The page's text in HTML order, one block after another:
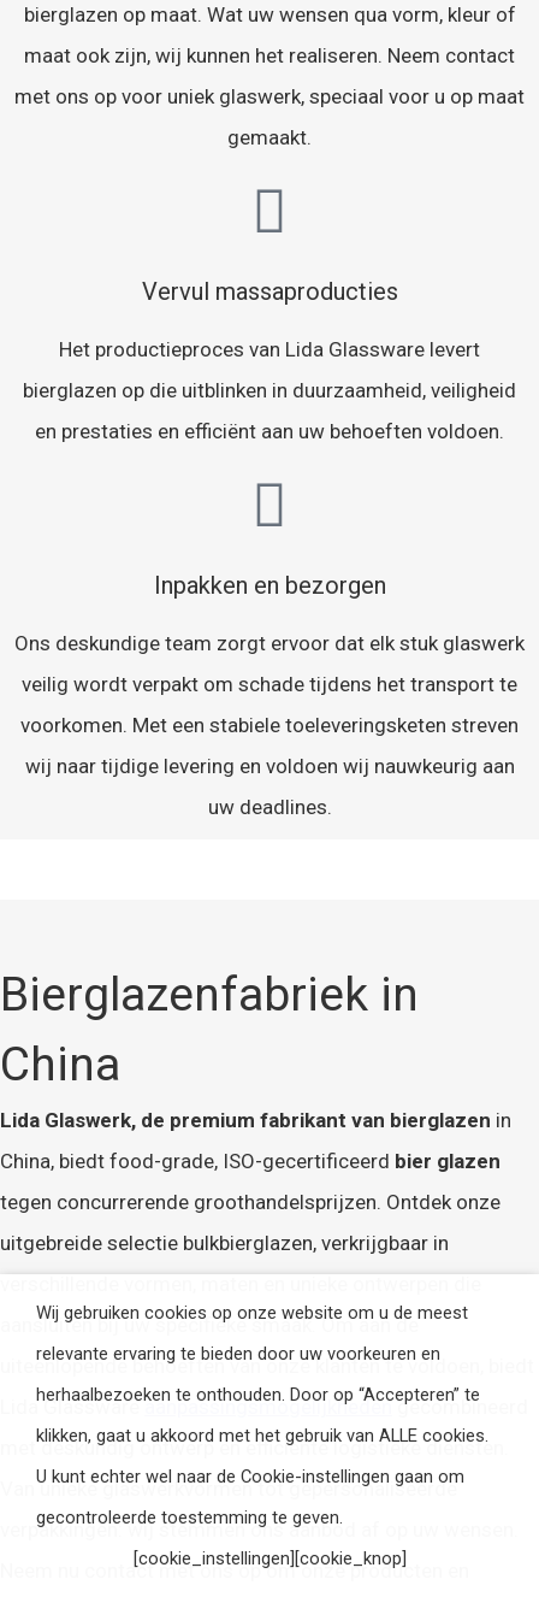
bierglazen op maat. Wat uw wensen qua vorm, kleur of
maat ook zijn, wij kunnen het realiseren. Neem contact
met ons op voor uniek glaswerk, speciaal voor u op maat
gemaakt.
Vervul massaproducties
Het productieproces van Lida Glassware levert
bierglazen op die uitblinken in duurzaamheid, veiligheid
en prestaties en efficiënt aan uw behoeften voldoen.
Inpakken en bezorgen
Ons deskundige team zorgt ervoor dat elk stuk glaswerk
veilig wordt verpakt om schade tijdens het transport te
voorkomen. Met een stabiele toeleveringsketen streven
wij naar tijdige levering en voldoen wij nauwkeurig aan
uw deadlines.
Bierglazenfabriek in
China
Lida Glaswerk, de premium fabrikant van bierglazen in
China, biedt food-grade, ISO-gecertificeerd bier glazen
tegen concurrerende groothandelsprijzen. Ontdek onze
uitgebreide selectie bulkbierglazen, verkrijgbaar in
aansluiten bij uw specifieke smaak. Om aan de
uiteenlopende behoeften van onze klanten te voldoen, biedt
Lida Glasswareaanpassingsmogelijkhedengecombineerd
met deskundig ontwerp en efficiënte logistieke diensten.
Van unieke glaswerkvormen tot gepersonaliseerde
verpakkingen: wij stemmen ons aanbod af op uw wensen.
Neem nu contact met ons op om onze producten en
Wij gebruiken cookies op onze website om u de meest
relevante ervaring te bieden door uw voorkeuren en
herhaalbezoeken te onthouden. Door op “Accepteren” te
klikken, gaat u akkoord met het gebruik van ALLE cookies.
U kunt echter wel naar de Cookie-instellingen gaan om
gecontroleerde toestemming te geven.
[cookie_instellingen][cookie_knop]